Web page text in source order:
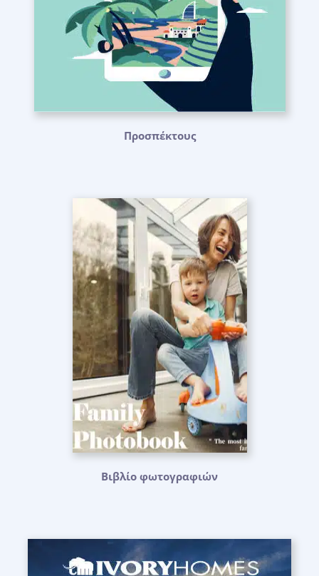
Προσπέκτους
Βιβλίο φωτογραφιών